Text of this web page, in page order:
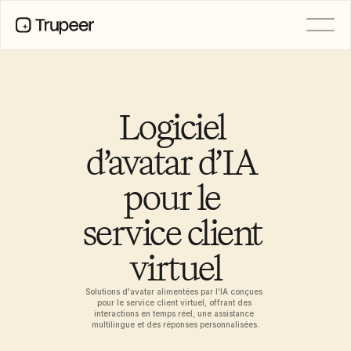
Logiciel
d’avatar d’IA
pour le
service client
virtuel
Solutions d'avatar alimentées par l'IA conçues
pour le service client virtuel, offrant des
interactions en temps réel, une assistance
multilingue et des réponses personnalisées.
Base de connaissances
Kits de marque
Enregistrement d’écran par IA
Champions du changement en IA
Centre de confiance
Demandes de fonctionnalités
Modèles de documents